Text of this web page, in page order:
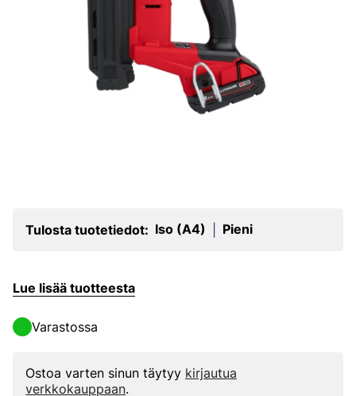
Tulosta tuotetiedot: Iso (A4) Pieni
Lue lisää tuotteesta
Varastossa
Ostoa varten sinun täytyy kirjautua
verkkokauppaan.